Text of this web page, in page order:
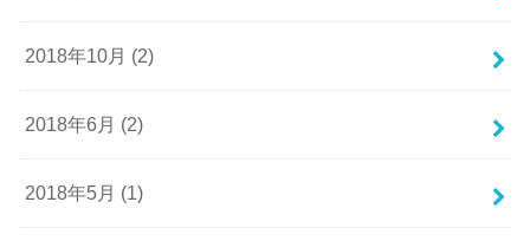
2018年10月 (2)
2018年6月 (2)
2018年5月 (1)